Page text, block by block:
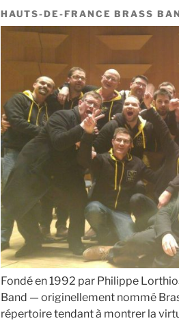
HAUTS-DE-FRANCE BRASS
Fondé en 1992 par Philippe
Band — originellement nommé
répertoire tendant à montrer la